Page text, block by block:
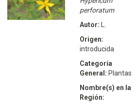
perforatum
Autor:
Origen:
introducida
Categoría
General: Plantas
Nombre(s) en la
Región: